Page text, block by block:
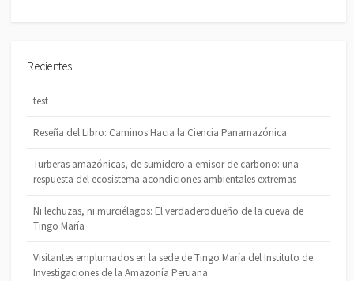
Recientes
test
Reseña del Libro: Caminos Hacia la Ciencia Panamazónica
Turberas amazónicas, de sumidero a emisor de carbono: una
respuesta del ecosistema acondiciones ambientales extremas
Ni lechuzas, ni murciélagos: El verdaderodueño de la cueva de
Tingo María
Visitantes emplumados en la sede de Tingo María del Instituto de
Investigaciones de la Amazonía Peruana